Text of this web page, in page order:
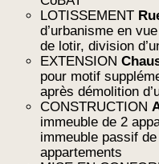
LOTISSEMENT
d’urbanisme en vue
de lotir, division
EXTENSION
pour motif
après démolition
CONSTRUCTION
immeuble de 2
immeuble passif
appartements